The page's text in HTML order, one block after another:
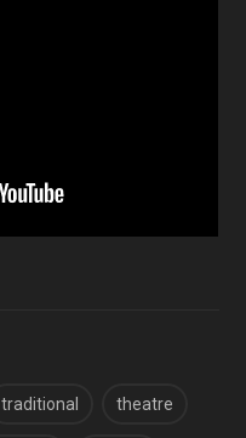
traditional theatre